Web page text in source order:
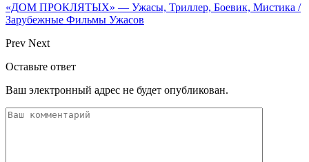
«ДОМ ПРОКЛЯТЫХ» — Ужасы, Триллер, Боевик, Мистика /
Зарубежные Фильмы Ужасов
Prev Next
Оставьте ответ
Ваш электронный адрес не будет опубликован.